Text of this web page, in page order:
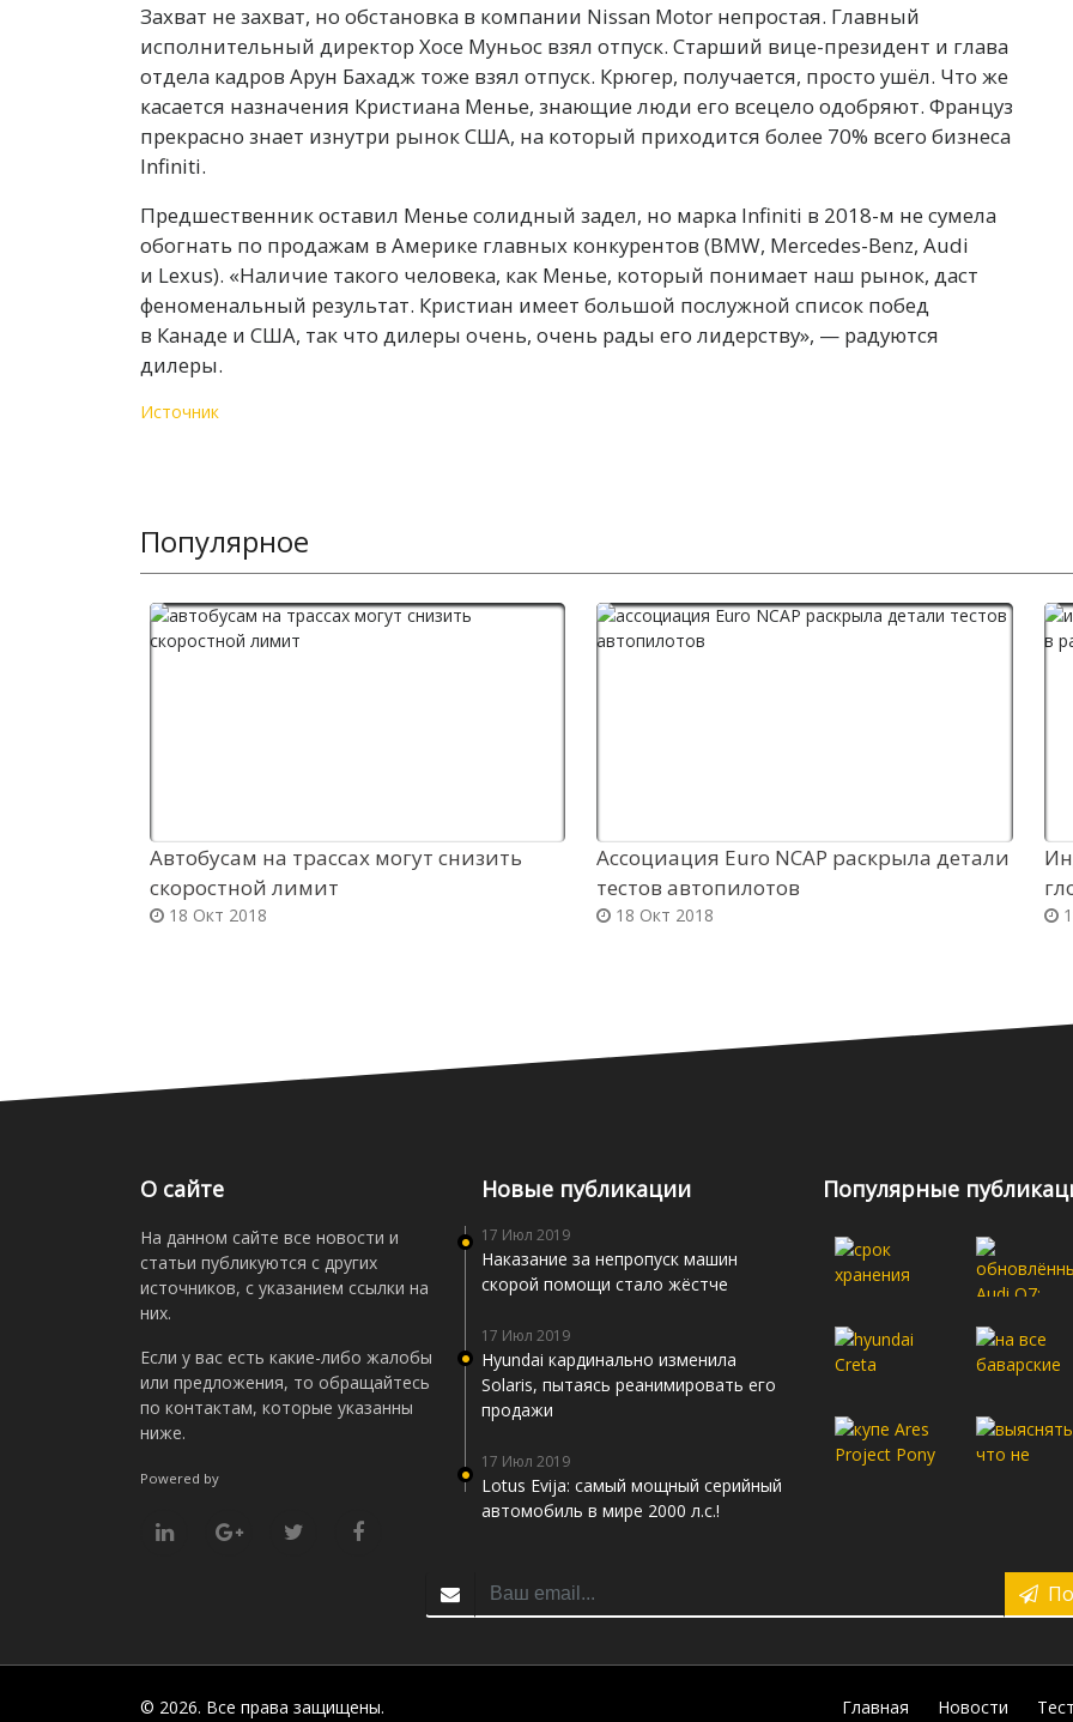
Захват не захват, но обстановка в компании Nissan Motor непростая. Главный
исполнительный директор Хосе Муньос взял отпуск. Старший вице-президент и глава
отдела кадров Арун Бахадж тоже взял отпуск. Крюгер, получается, просто ушёл. Что же
касается назначения Кристиана Менье, знающие люди его всецело одобряют. Француз
прекрасно знает изнутри рынок США, на который приходится более 70% всего бизнеса
Infiniti.
Предшественник оставил Менье солидный задел, но марка Infiniti в 2018-м не сумела
обогнать по продажам в Америке главных конкурентов (BMW, Mercedes-Benz, Audi
и Lexus). «Наличие такого человека, как Менье, который понимает наш рынок, даст
феноменальный результат. Кристиан имеет большой послужной список побед
в Канаде и США, так что дилеры очень, очень рады его лидерству», — радуются
дилеры.
Источник
Популярное
Автобусам на трассах могут снизить
скоростной лимит
18 Окт 2018
Ассоциация Euro NCAP раскрыла детали
тестов автопилотов
18 Окт 2018
О сайте
На данном сайте все новости и
статьи публикуются с других
источников, с указанием ссылки на
них.
Если у вас есть какие-либо жалобы
или предложения, то обращайтесь
по контактам, которые указанны
ниже.
Powered by
Новые публикации
17 Июл 2019
Наказание за непропуск машин
скорой помощи стало жёстче
17 Июл 2019
Hyundai кардинально изменила
Solaris, пытаясь реанимировать его
продажи
17 Июл 2019
Lotus Evija: самый мощный серийный
автомобиль в мире 2000 л.с.!
Популярные
© 2026. Все права защищены. Главная Новости